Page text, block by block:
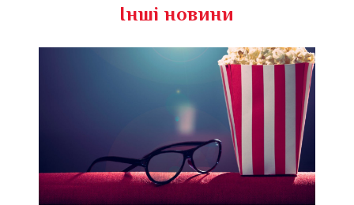
Інші новини